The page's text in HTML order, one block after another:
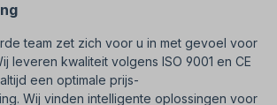
team zet zich voor u in met gevoel voor
leveren kwaliteit volgens ISO 9001 en CE
een optimale prijs-
Wij vinden intelligente oplossingen voor